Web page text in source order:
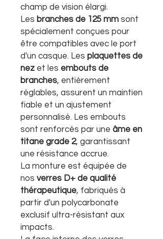
champ de vision élargi.
Les branches de 125 mm sont
spécialement conçues pour
être compatibles avec le port
d'un casque. Les plaquettes de
nez et les embouts de
branches, entièrement
réglables, assurent un maintien
fiable et un ajustement
personnalisé. Les embouts
sont renforcés par une âme en
titane grade 2, garantissant
une résistance accrue.
La monture est équipée de
nos verres D+ de qualité
thérapeutique, fabriqués à
partir d'un polycarbonate
exclusif ultra-résistant aux
impacts.